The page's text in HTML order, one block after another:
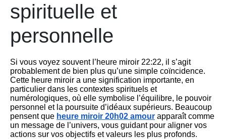
spirituelle et
personnelle
Si vous voyez souvent l’heure miroir 22:22, il s’agit
probablement de bien plus qu’une simple coïncidence.
Cette heure miroir a une signification importante, en
particulier dans les contextes spirituels et
numérologiques, où elle symbolise l’équilibre, le pouvoir
personnel et la poursuite d’idéaux supérieurs. Beaucoup
pensent que heure miroir 20h02 amour apparaît comme
un message de l’univers, vous guidant pour aligner vos
actions sur vos objectifs et valeurs les plus profonds.